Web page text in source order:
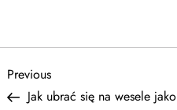
N
Previous
Post
Previous
Jak ubrać się na wesele jako